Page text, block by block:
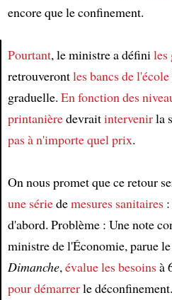
Article
encore que le confinement.
Pourtant, le ministre a définiles
retrouverontles bancs de l'école
graduelle. En fonction des
printanièredevraitintervenirla
pas à n'importe quel prix.
On nous promet que ce retour
une sériedemesures sanitaires:
d'abord. Problème : Une note
ministre de l'Économie, parue
Dimanche,évalue les besoinsà
pour démarrerle